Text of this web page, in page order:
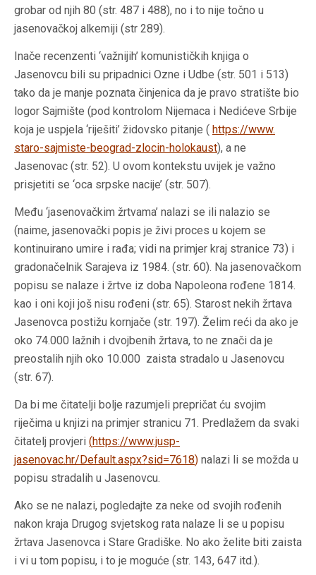
grobar od njih 80 (str. 487 i 488), no i to nije točno u
jasenovačkoj alkemiji (str 289).
Inače recenzenti ‘važnijih’ komunističkih knjiga o
Jasenovcu bili su pripadnici Ozne i Udbe (str. 501 i 513)
tako da je manje poznata činjenica da je pravo stratište bio
logor Sajmište (pod kontrolom Nijemaca i Nedićeve Srbije
koja je uspjela ‘riješiti’ židovsko pitanje ( https://www.
staro-sajmiste-beograd-zlocin-holokaust), a ne
Jasenovac (str. 52). U ovom kontekstu uvijek je važno
prisjetiti se ‘oca srpske nacije’ (str. 507).
Među ‘jasenovačkim žrtvama’ nalazi se ili nalazio se
(naime, jasenovački popis je živi proces u kojem se
kontinuirano umire i rađa; vidi na primjer kraj stranice 73) i
gradonačelnik Sarajeva iz 1984. (str. 60). Na jasenovačkom
popisu se nalaze i žrtve iz doba Napoleona rođene 1814.
kao i oni koji još nisu rođeni (str. 65). Starost nekih žrtava
Jasenovca postižu kornjače (str. 197). Želim reći da ako je
oko 74.000 lažnih i dvojbenih žrtava, to ne znači da je
preostalih njih oko 10.000 zaista stradalo u Jasenovcu
(str. 67).
Da bi me čitatelji bolje razumjeli prepričat ću svojim
riječima u knjizi na primjer stranicu 71. Predlažem da svaki
čitatelj provjeri (https://www.jusp-
jasenovac.hr/Default.aspx?sid=7618) nalazi li se možda u
popisu stradalih u Jasenovcu.
Ako se ne nalazi, pogledajte za neke od svojih rođenih
nakon kraja Drugog svjetskog rata nalaze li se u popisu
žrtava Jasenovca i Stare Gradiške. No ako želite biti zaista
i vi u tom popisu, i to je moguće (str. 143, 647 itd.).